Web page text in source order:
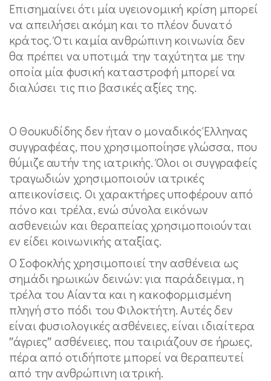
Επισημαίνει ότι μία υγειονομική κρίση μπορεί
να απειλήσει ακόμη και το πλέον δυνατό
κράτος. Ότι καμία ανθρώπινη κοινωνία δεν
θα πρέπει να υποτιμά την ταχύτητα με την
οποία μία φυσική καταστροφή μπορεί να
διαλύσει τις πιο βασικές αξίες της.
Ο Θουκυδίδης δεν ήταν ο μοναδικός Έλληνας
συγγραφέας, που χρησιμοποίησε γλώσσα, που
θύμιζε αυτήν της ιατρικής. Όλοι οι συγγραφείς
τραγωδιών χρησιμοποιούν ιατρικές
απεικονίσεις. Οι χαρακτήρες υποφέρουν από
πόνο και τρέλα, ενώ σύνολα εικόνων
ασθενειών και θεραπείας χρησιμοποιούνται
εν είδει κοινωνικής αταξίας.
Ο Σοφοκλής χρησιμοποιεί την ασθένεια ως
σημάδι ηρωικών δεινών: για παράδειγμα, η
τρέλα του Αίαντα και η κακοφορμισμένη
πληγή στο πόδι του Φιλοκτήτη. Αυτές δεν
είναι φυσιολογικές ασθένειες, είναι ιδιαίτερα
″άγριες″ ασθένειες, που ταιριάζουν σε ήρωες,
πέρα από οτιδήποτε μπορεί να θεραπευτεί
από την ανθρώπινη ιατρική.